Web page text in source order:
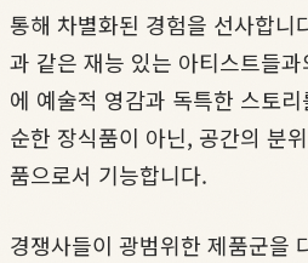
통해 차별화된 경험을 선사합니
과 같은 재능 있는 아티스트들
에 예술적 영감과 독특한 스토
순한 장식품이 아닌, 공간의 분
품으로서 기능합니다.
경쟁사들이 광범위한 제품군을